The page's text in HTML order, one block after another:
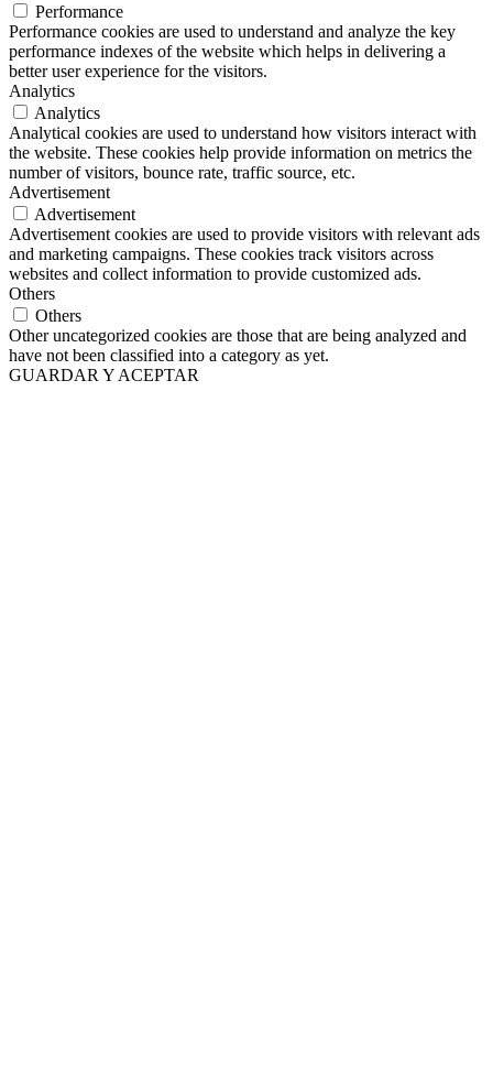
Performance
Performance cookies are used to understand and analyze the key
performance indexes of the website which helps in delivering a
better user experience for the visitors.
Analytics
Analytics
Analytical cookies are used to understand how visitors interact with
the website. These cookies help provide information on metrics the
number of visitors, bounce rate, traffic source, etc.
Advertisement
Advertisement
Advertisement cookies are used to provide visitors with relevant ads
and marketing campaigns. These cookies track visitors across
websites and collect information to provide customized ads.
Others
Others
Other uncategorized cookies are those that are being analyzed and
have not been classified into a category as yet.
GUARDAR Y ACEPTAR